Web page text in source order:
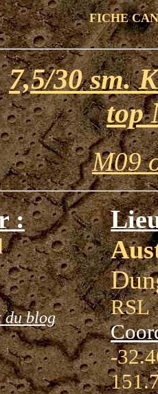
FICHE
7,5/30 sm.
top
M09
:
du blog
RSL
-